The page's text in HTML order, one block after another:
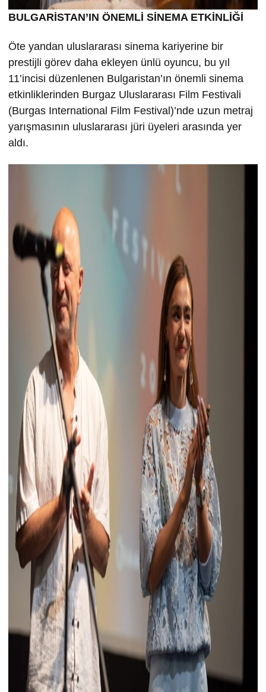
BULGARİSTAN’IN ÖNEMLİ SİNEMA ETKİNLİĞİ
Öte yandan uluslararası sinema kariyerine bir
prestijli görev daha ekleyen ünlü oyuncu, bu yıl
11’incisi düzenlenen Bulgaristan’ın önemli sinema
etkinliklerinden Burgaz Uluslararası Film Festivali
(Burgas International Film Festival)’nde uzun metraj
yarışmasının uluslararası jüri üyeleri arasında yer
aldı.